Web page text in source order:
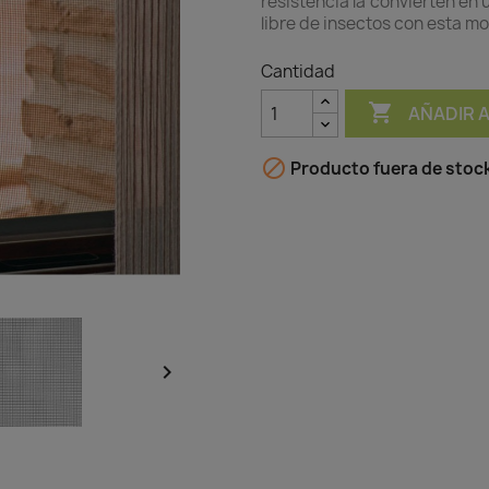

libre de insectos con esta
Cantidad
 AÑADIR
 Producto fuera de